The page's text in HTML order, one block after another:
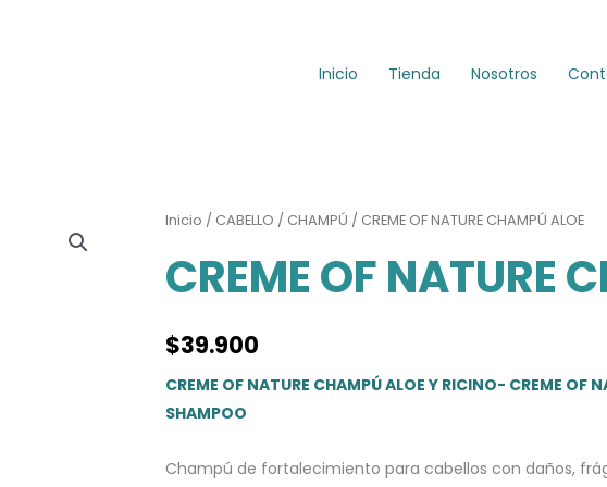
Inicio Tienda Nosotros
Inicio / CABELLO / CHAMPÚ / CREME OF NATURE CHAMPÚ ALOE
CREME OF NATURE
$39.900
CREME OF NATURE CHAMPÚ ALOE Y RICINO- CREME OF
SHAMPOO
Champú de fortalecimiento para cabellos con daños,